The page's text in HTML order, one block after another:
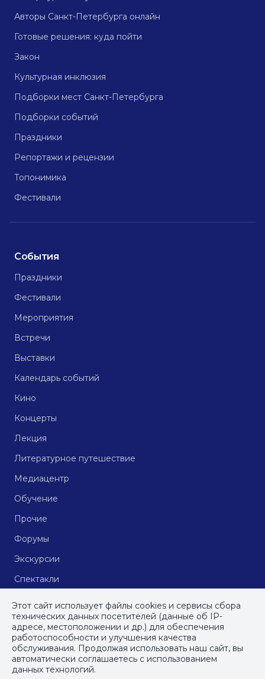
Авторы Санкт-Петербурга онлайн
Готовые решения: куда пойти
Закон
Культурная инклюзия
Подборки мест Санкт-Петербурга
Подборки событий
Праздники
Репортажи и рецензии
Топонимика
Фестивали
События
Праздники
Фестивали
Мероприятия
Встречи
Выставки
Календарь событий
Кино
Концерты
Лекция
Литературное путешествие
Медиацентр
Обучение
Прочие
Форумы
Экскурсии
Спектакли
© СПб ГБУДПО«Институт культурных программ», 2023
ПОЛИТИКА КОНФИДЕНЦИАЛЬНОСТИ
Этот сайт использует файлы cookies и сервисы сбора
технических данных посетителей (данные об IP-
адресе, местоположении и др.) для обеспечения
работоспособности и улучшения качества
обслуживания. Продолжая использовать наш сайт, вы
автоматически соглашаетесь с использованием
данных технологий.